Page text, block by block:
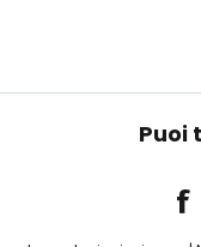
Puoi